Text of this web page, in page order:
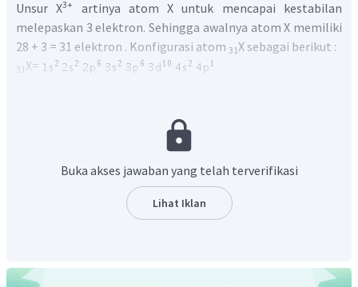
Unsur X3+
artinya atom X untuk mencapai kestabilan
melepaskan 3 elektron. Sehingga awalnya atom X memiliki
28 + 3 = 31 elektron . Konfigurasi atom 31X sebagai berikut :
31 X=
konfigurasi elektron. Jumlah kulit atom X adalah 4
periode 4.
Menentukan golongan :
Unsur X berakhir pada subkulit p sehingga ada di golongan
A dan jumlah elektron pada kulit terakhir 4s
adalah 3. Jadi unsur berada digolongan IIIA.
Buka akses jawaban yang telah terverifikasi
Lihat Iklan